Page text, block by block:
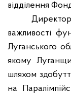
відділення
важливості
Луганського
якому
шляхом
на